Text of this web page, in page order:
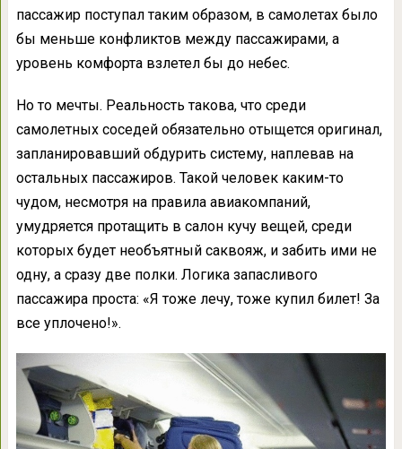
пассажир поступал таким образом, в самолетах было
бы меньше конфликтов между пассажирами, а
уровень комфорта взлетел бы до небес.
Но то мечты. Реальность такова, что среди
самолетных соседей обязательно отыщется оригинал,
запланировавший обдурить систему, наплевав на
остальных пассажиров. Такой человек каким-то
чудом, несмотря на правила авиакомпаний,
умудряется протащить в салон кучу вещей, среди
которых будет необъятный саквояж, и забить ими не
одну, а сразу две полки. Логика запасливого
пассажира проста: «Я тоже лечу, тоже купил билет! За
все уплочено!».